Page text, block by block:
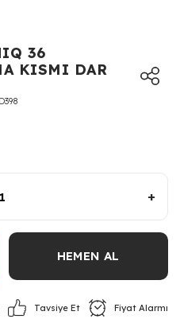
36
KISMI DAR
+
HEMEN AL
Tavsiye Et Fiyat Alarmı